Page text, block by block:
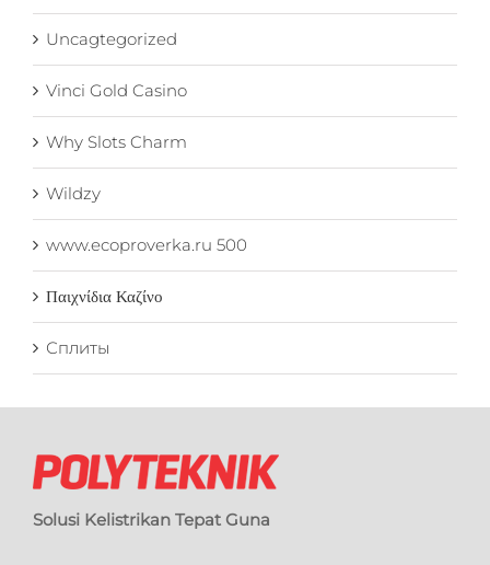
Uncagtegorized
Vinci Gold Casino
Why Slots Charm
Wildzy
www.ecoproverka.ru 500
Παιχνίδια Καζίνο
Сплиты
Solusi Kelistrikan Tepat Guna